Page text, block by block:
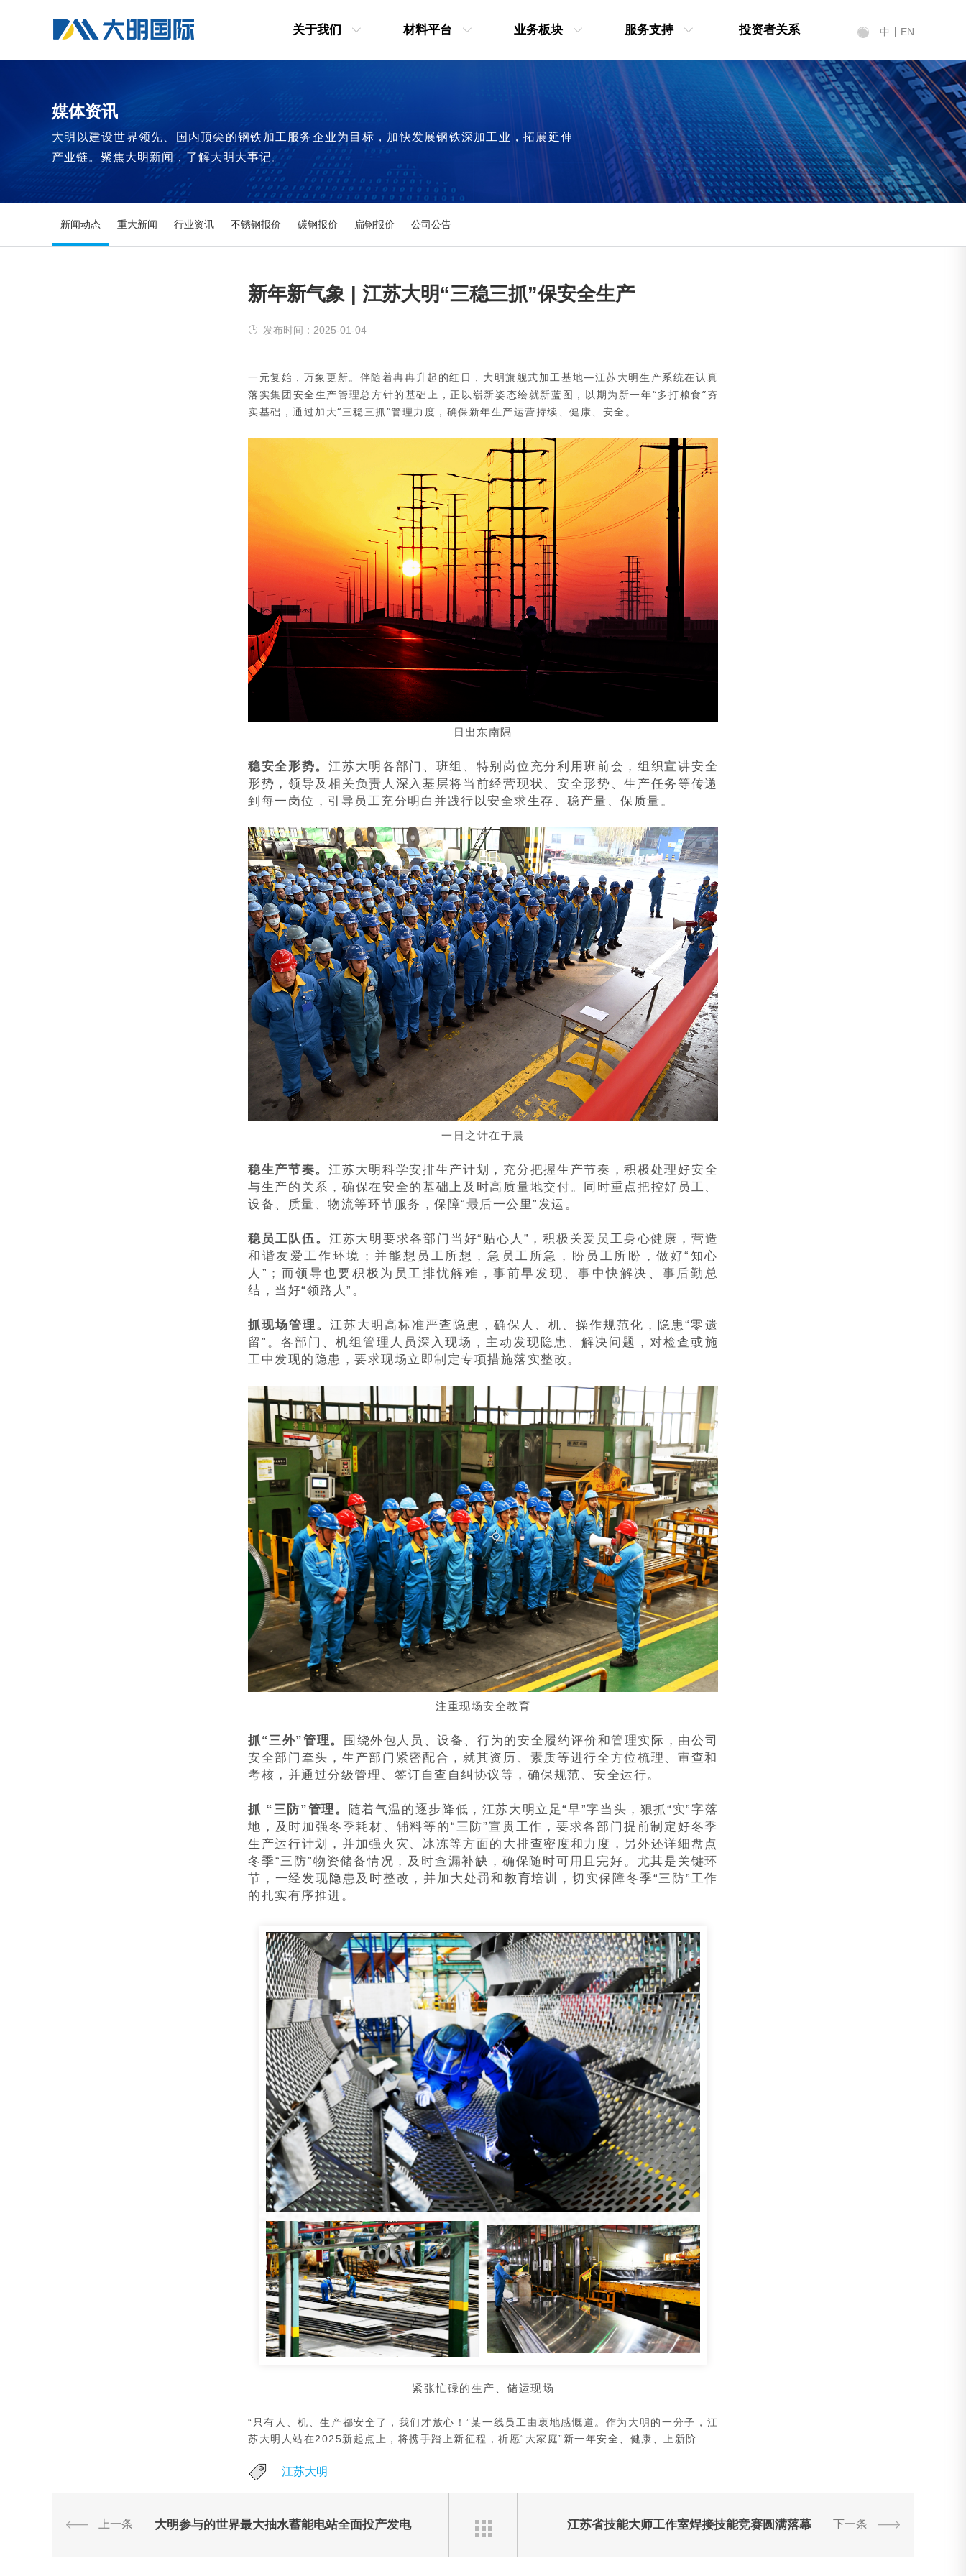
中 EN
关于我们 材料平台 业务板块 服务支持 投资者关系
媒体资讯
大明以建设世界领先、国内顶尖的钢铁加工服务企业为目标，加快发展钢铁深加工业，拓展延伸
产业链。聚焦大明新闻，了解大明大事记。
新闻动态 重大新闻 行业资讯 不锈钢报价 碳钢报价 扁钢报价 公司公告
新年新气象 | 江苏大明“三稳三抓”保安全生产
发布时间：2025-01-04
一元复始，万象更新。伴随着冉冉升起的红日，大明旗舰式加工基地—江苏大明生产系统在认真
落实集团安全生产管理总方针的基础上，正以崭新姿态绘就新蓝图，以期为新一年“多打粮食”夯
实基础，通过加大“三稳三抓”管理力度，确保新年生产运营持续、健康、安全。
日 出东南隅
稳安全形势。江苏大明各部门、班组、特别岗位充分利用班前会，组织宣讲安全
形势，领导及相关负责人深入基层将当前经营现状、安全形势、生产任务等传递
到每一岗位，引导员工充分明白并践行以安全求生存、稳产量、保质量。
一日之计在于晨
稳生产节奏。江苏大明科学安排生产计划，充分把握生产节奏，积极处理好安全
与生产的关系，确保在安全的基础上及时高质量地交付。同时重点把控好员工、
设备、质量、物流等环节服务，保障“最后一公里”发运。
稳员工队伍。 江苏大明要求各部门当好“贴心人”，积极关爱员工身心健康，营造
和谐友爱工作环境；并能想员工所想，急员工所急，盼员工所盼，做好“知心
人”；而领导也要积极为员工排忧解难，事前早发现、事中快解决、事后勤总
结，当好“领路人”。
抓现场管理。江苏大明高标准严查隐患，确保人、机、操作规范化，隐患“零遗
留”。各部门、机组管理人员深入现场，主动发现隐患、解决问题，对检查或施
工中发现的隐患，要求现场立即制定专项措施落实整改。
注重现场安全教育
抓“三外”管理。
围绕外包人员、设备、行为的安全履约评价和管理实际，由公司
安全部门牵头，生产部门紧密配合，就其资历、素质等进行全方位梳理、审查和
考核，并通过分级管理、签订自查自纠协议等，确保规范、安全运行。
抓 “三防”管理。
随着气温的逐步降低，江苏大明立足“早”字当头，狠抓“实”字落
地，及时加强冬季耗材、辅料等的“三防”宣贯工作，要求各部门提前制定好冬季
生产运行计划，并加强火灾、冰冻等方面的大排查密度和力度，另外还详细盘点
冬季“三防”物资储备情况，及时查漏补缺，确保随时可用且完好。尤其是关键环
节，一经发现隐患及时整改，并加大处罚和教育培训，切实保障冬季“三防”工作
的扎实有序推进。
紧张忙碌的生产、储运现场
“只有人、机、生产都安全了，我们才放心！ ”某一线员工由衷地感慨道。 作为大明的一分子，江
苏大明人站在2025新起点上，将携手踏上新征程，祈愿“大家庭”新一年安全、健康、上新阶…
江苏大明
上一条 大明参与的世界最大抽水蓄能电站全面投产发电 下一条
江苏省技能大师工作室焊接技能竞赛圆满落幕